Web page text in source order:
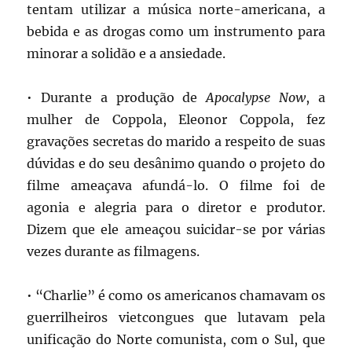
tentam utilizar a música norte-americana, a
bebida e as drogas como um instrumento para
minorar a solidão e a ansiedade.
• Durante a produção deApocalypse Now, a
mulher de Coppola, Eleonor Coppola, fez
gravações secretas do marido a respeito de suas
dúvidas e do seu desânimo quando o projeto do
filme ameaçava afundá-lo. O filme foi de
agonia e alegria para o diretor e produtor.
Dizem que ele ameaçou suicidar-se por várias
vezes durante as filmagens.
• “Charlie” é como os americanos chamavam os
guerrilheiros vietcongues que lutavam pela
unificação do Norte comunista, com o Sul, que